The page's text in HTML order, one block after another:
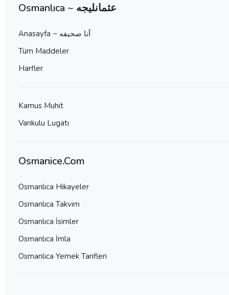
Osmanlıca ~ عثمانليجه
Anasayfa ~ آنا صحيفه
Tüm Maddeler
Harfler
Kamus Muhit
Vankulu Lugatı
Osmanice.Com
Osmanlıca Hikayeler
Osmanlıca Takvim
Osmanlıca İsimler
Osmanlıca İmla
Osmanlıca Yemek Tarifleri